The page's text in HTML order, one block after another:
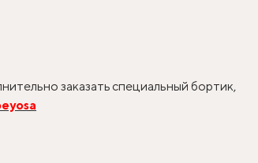
заказать специальный бортик,